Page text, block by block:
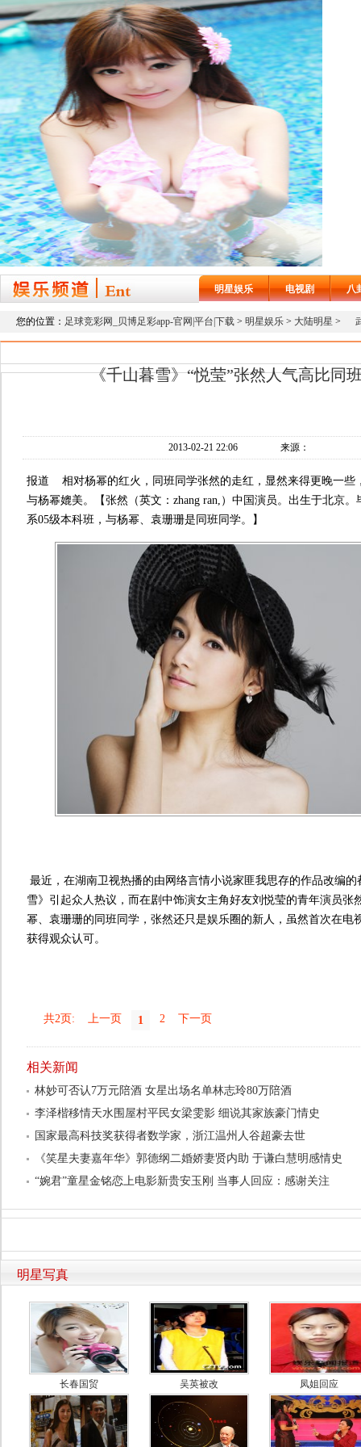
明星娱乐 电视剧 八
您的位置： 足球竞彩网_贝博足彩app-官网|平台|下载 > 明星娱乐 > 大陆明星 >
《千山暮雪》“悦莹”张然人气高比同
2013-02-21 22:06 来源：
报道 相对杨幂的红火，同班同学张然的走红，显然来得更晚一些
与杨幂媲美。【张然（英文：zhang ran,）中国演员。出生于北京
系05级本科班，与杨幂、袁珊珊是同班同学。】
最近，在湖南卫视热播的由网络言情小说家匪我思存的作品改编
雪》引起众人热议，而在剧中饰演女主角好友刘悦莹的青年演员张
幂、袁珊珊的同班同学，张然还只是娱乐圈的新人，虽然首次在电
获得观众认可。
共2页: 上一页 1 2 下一页
相关新闻
林妙可否认7万元陪酒 女星出场名单林志玲80万陪酒
李泽楷移情天水围屋村平民女梁雯影 细说其家族豪门情史
国家最高科技奖获得者数学家，浙江温州人谷超豪去世
《笑星夫妻嘉年华》郭德纲二婚娇妻贤内助 于谦白慧明感情史
“婉君”童星金铭恋上电影新贵安玉刚 当事人回应：感谢关注
明星写真
长春国贸 吴英被改 凤姐回应